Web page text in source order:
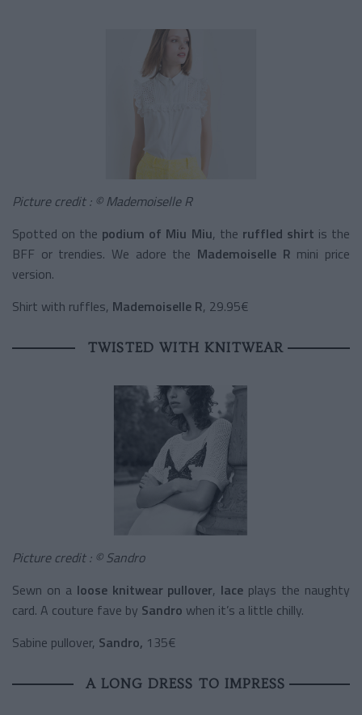
Picture credit : © Mademoiselle R
Spotted on the podium of Miu Miu, the ruffled shirt is the
BFF or trendies. We adore the Mademoiselle R mini price
version.
Shirt with ruffles, Mademoiselle R, 29.95€
TWISTED WITH KNITWEAR
Picture credit : © Sandro
Sewn on a loose knitwear pullover, lace plays the naughty
card. A couture fave by Sandro when it’s a little chilly.
Sabine pullover, Sandro, 135€
A LONG DRESS TO IMPRESS